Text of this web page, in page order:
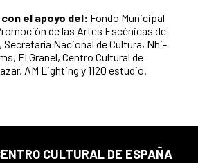
el apoyo del: Fondo Municipal
de las Artes Escénicas de
Secretaría Nacional de Cultura, Nhi-
El Granel, Centro Cultural de
AM Lighting y 1120 estudio.
CULTURAL DE ESPAÑA